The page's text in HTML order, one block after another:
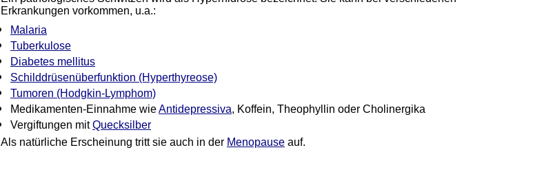
Erkrankungen vorkommen, u.a.:
Malaria
Tuberkulose
Diabetes mellitus
Schilddrüsenüberfunktion (Hyperthyreose)
Tumoren (Hodgkin-Lymphom)
Medikamenten-Einnahme wieAntidepressiva, Koffein, Theophyllin oder Cholinergika
Vergiftungen mitQuecksilber
Als natürliche Erscheinung tritt sie auch in der Menopause auf.